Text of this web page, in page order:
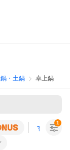
・土鍋 卓上鍋
すべての条
1